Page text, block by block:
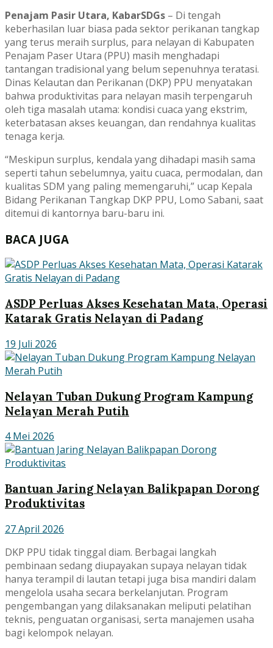
Penajam Pasir Utara, KabarSDGs – Di tengah
keberhasilan luar biasa pada sektor perikanan tangkap
yang terus meraih surplus, para nelayan di Kabupaten
Penajam Paser Utara (PPU) masih menghadapi
tantangan tradisional yang belum sepenuhnya teratasi.
Dinas Kelautan dan Perikanan (DKP) PPU menyatakan
bahwa produktivitas para nelayan masih terpengaruh
oleh tiga masalah utama: kondisi cuaca yang ekstrim,
keterbatasan akses keuangan, dan rendahnya kualitas
tenaga kerja.
“Meskipun surplus, kendala yang dihadapi masih sama
seperti tahun sebelumnya, yaitu cuaca, permodalan, dan
kualitas SDM yang paling memengaruhi,” ucap Kepala
Bidang Perikanan Tangkap DKP PPU, Lomo Sabani, saat
ditemui di kantornya baru-baru ini.
BACA JUGA
ASDP Perluas Akses Kesehatan Mata, Operasi
Katarak Gratis Nelayan di Padang
19 Juli 2026
Nelayan Tuban Dukung Program Kampung
Nelayan Merah Putih
4 Mei 2026
Bantuan Jaring Nelayan Balikpapan Dorong
Produktivitas
27 April 2026
DKP PPU tidak tinggal diam. Berbagai langkah
pembinaan sedang diupayakan supaya nelayan tidak
hanya terampil di lautan tetapi juga bisa mandiri dalam
mengelola usaha secara berkelanjutan. Program
pengembangan yang dilaksanakan meliputi pelatihan
teknis, penguatan organisasi, serta manajemen usaha
bagi kelompok nelayan.